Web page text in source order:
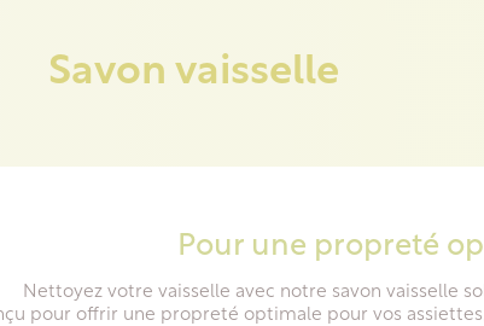
Savon vaisselle
Pour une propreté
Nettoyez votre vaisselle avec notre savon vaisselle
pour offrir une propreté optimale pour vos